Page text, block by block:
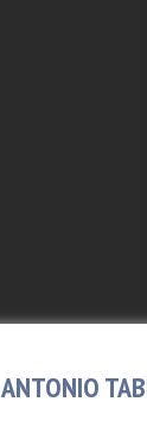
ANTONIO